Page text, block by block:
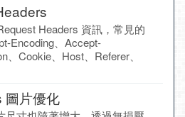
Headers 資訊，常見的
Encoding、Accept-
、Cookie、Host、Referer、
圖片優化